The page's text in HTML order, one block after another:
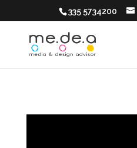
335 5734200